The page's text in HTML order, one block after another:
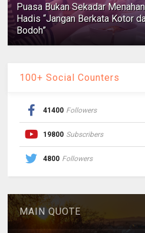
Puasa Bukan Sekadar
Hadis “Jangan Berkata Kotor
Bodoh”
100+ Social Counters
41400 Followers
19800 Subscribers
4800 Followers
MAIN QUOTE